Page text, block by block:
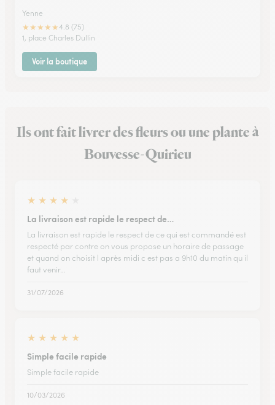
Yenne
★★★★★4.8 (75)
1, place Charles Dullin
Voir la boutique
Ils ont fait livrer des fleurs ou une plante à
Bouvesse-Quirieu
★ ★ ★ ★
La livraison est rapide le respect de…
La livraison est rapide le respect de ce qui est commandé est
respecté par contre on vous propose un horaire de passage
et quand on choisit l après midi c est pas a 9h10 du matin qu il
faut venir…
31/07/2026
★ ★ ★ ★ ★
Simple facile rapide
Simple facile rapide
10/03/2026